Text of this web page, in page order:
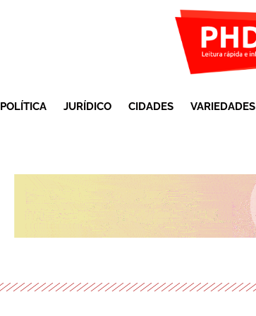
POLÍTICA JURÍDICO CIDADES VARIEDADES